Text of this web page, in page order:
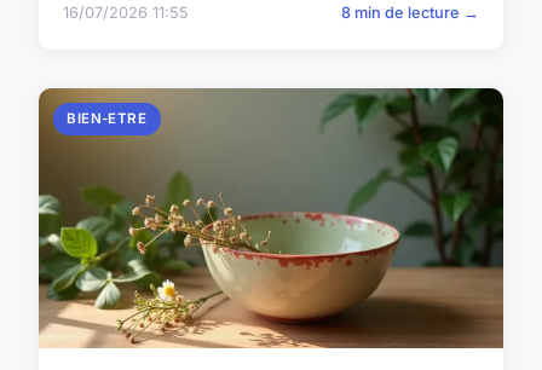
16/07/2026 11:55 8 min de lecture →
BIEN-ETRE